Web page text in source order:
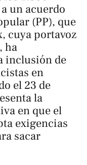
un acuerdo
(PP), que
cuya portavoz
ha
inclusión de
en
el 23 de
la
en que el
exigencias
sacar